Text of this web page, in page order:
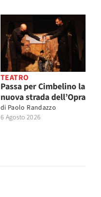
TEATRO
Passa per Cimbelino la
nuova strada dell’Opra
di Paolo Randazzo
6 Agosto 2026